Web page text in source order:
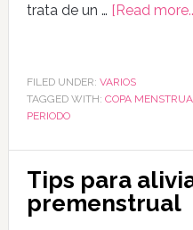
trata de un … [Read
FILED UNDER: VARIOS
TAGGED WITH: COPA
PERIODO
Tips para
premenstrual